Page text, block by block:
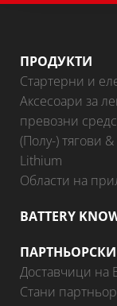
ПРОДУКТИ
Стартерни и
Аксесоари за
превозни
(Полу-) тягови
Lithium
Области на
BATTERY
Доставчици на
Стани партньор